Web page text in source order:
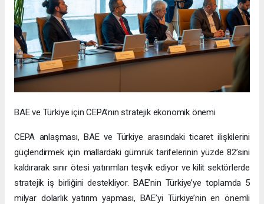
BAE ve Türkiye için CEPA’nın stratejik ekonomik önemi
CEPA anlaşması, BAE ve Türkiye arasındaki ticaret ilişkilerini
güçlendirmek için mallardaki gümrük tarifelerinin yüzde 82’sini
kaldırarak sınır ötesi yatırımları teşvik ediyor ve kilit sektörlerde
stratejik iş birliğini destekliyor. BAE’nin Türkiye’ye toplamda 5
milyar dolarlık yatırım yapması, BAE’yi Türkiye’nin en önemli